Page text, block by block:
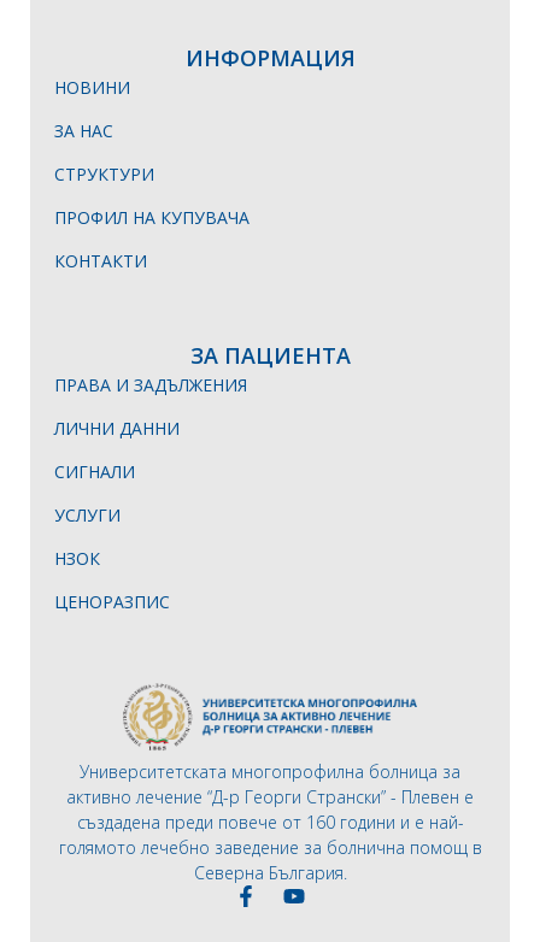
Университетската многопрофилна болница за
активно лечение “Д-р Георги Странски” - Плевен е
създадена преди повече от 160 години и е най-
голямото лечебно заведение за болнична помощ в
Северна България.
ИНФОРМАЦИЯ
НОВИНИ
ЗА НАС
СТРУКТУРИ
ПРОФИЛ НА КУПУВАЧА
КОНТАКТИ
ЗА ПАЦИЕНТА
ПРАВА И ЗАДЪЛЖЕНИЯ
ЛИЧНИ ДАННИ
СИГНАЛИ
УСЛУГИ
НЗОК
ЦЕНОРАЗПИС